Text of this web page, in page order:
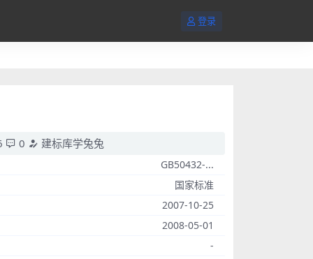
登录
0 建标库学兔兔
GB50432-...
国家标准
2007-10-25
2008-05-01
-